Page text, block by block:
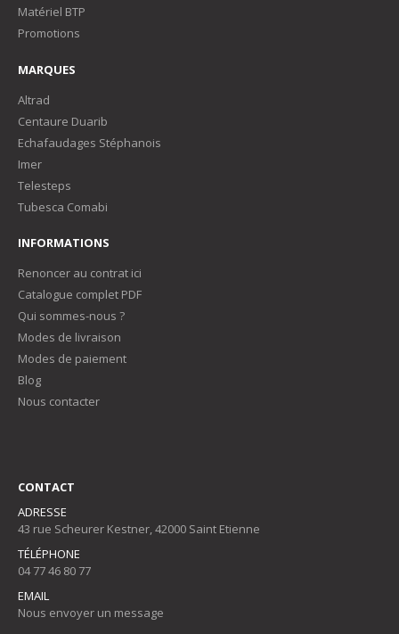
Matériel BTP
Promotions
MARQUES
Altrad
Centaure Duarib
Echafaudages Stéphanois
Imer
Telesteps
Tubesca Comabi
INFORMATIONS
Renoncer au contrat ici
Catalogue complet PDF
Qui sommes-nous ?
Modes de livraison
Modes de paiement
Blog
Nous contacter
CONTACT
ADRESSE
43 rue Scheurer Kestner, 42000 Saint Etienne
TÉLÉPHONE
04 77 46 80 77
EMAIL
Nous envoyer un message